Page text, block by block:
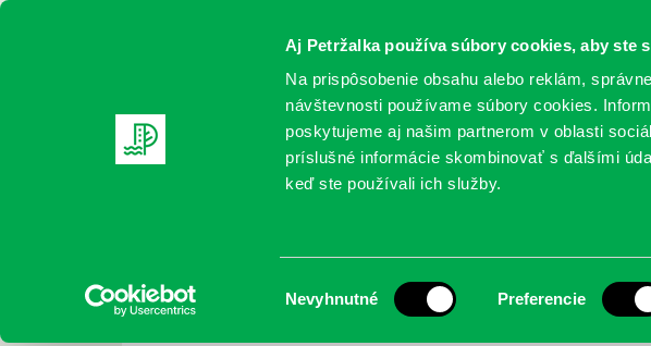
Aj Petržalka používa súbory cookies, aby ste
Na prispôsobenie obsahu alebo reklám,
návštevnosti používame súbory cookies.
poskytujeme aj našim partnerom v oblasti
príslušné informácie skombinovať s ďalšími
keď ste používali ich služby.
súhlasu
Nevyhnutné Preferencie
REGISTRUJTE SA ONLINE KATALÓGY SLUŽBY
Hunterová, K. A.: